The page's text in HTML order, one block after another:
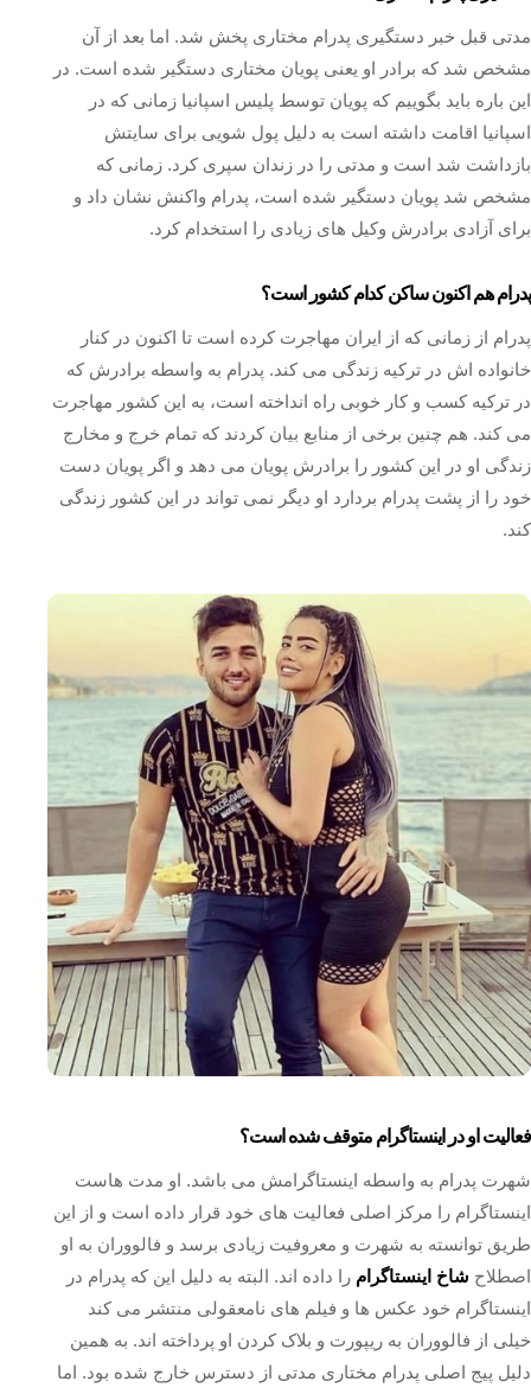
مدتی قبل خبر دستگیری پدرام مختاری پخش شد. اما بعد از آن
مشخص شد که برادر او یعنی پویان‌ مختاری دستگیر شده است. در
این باره باید بگوییم که پویان‌ توسط پلیس اسپانیا زمانی که در
اسپانیا اقامت داشته است به دلیل پول شویی برای سایتش
بازداشت شد است و مدتی را در زندان سپری کرد. زمانی که
مشخص شد پویان دستگیر شده است، پدرام واکنش نشان داد و
برای آزادی برادرش وکیل های زیادی را استخدام کرد.
پدرام هم اکنون ساکن کدام کشور است؟
پدرام از زمانی که از ایران مهاجرت کرده است تا اکنون در کنار
خانواده اش در ترکیه زندگی می ‌کند. پدرام به واسطه برادرش که
در ترکیه کسب و کار خوبی راه انداخته است، به این کشور مهاجرت
می کند. هم چنین برخی از منابع بیان کردند که تمام خرج و مخارج
زندگی او در این کشور را برادرش پویان می دهد و اگر پویان دست
خود را از پشت پدرام بردارد او دیگر نمی تواند در این کشور زندگی
کند.
فعالیت او در اینستاگرام متوقف شده است؟
شهرت پدرام به واسطه اینستاگرامش می باشد. او مدت هاست
اینستاگرام را مرکز اصلی فعالیت های خود قرار داده است و از این
طریق توانسته به شهرت و معروفیت زیادی برسد و فالووران به او
اصطلاح شاخ اینستاگرام را داده اند. البته به دلیل این که پدرام در
اینستاگرام خود عکس ‌ها و فیلم ‌های نامعقولی منتشر می ‌کند
خیلی از فالووران به ریپورت و بلاک کردن او پرداخته اند. به همین
دلیل پیج اصلی پدرام مختاری مدتی از دسترس خارج شده بود. اما